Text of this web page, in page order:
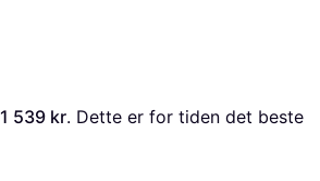
1 539 kr. Dette er for tiden det beste